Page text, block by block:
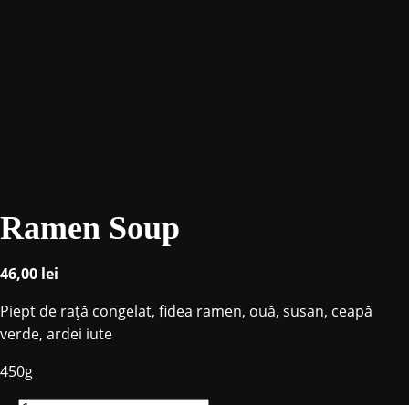
Ramen Soup
46,00 lei
Piept de rață congelat, fidea ramen, ouă, susan, ceapă
verde, ardei iute
450g